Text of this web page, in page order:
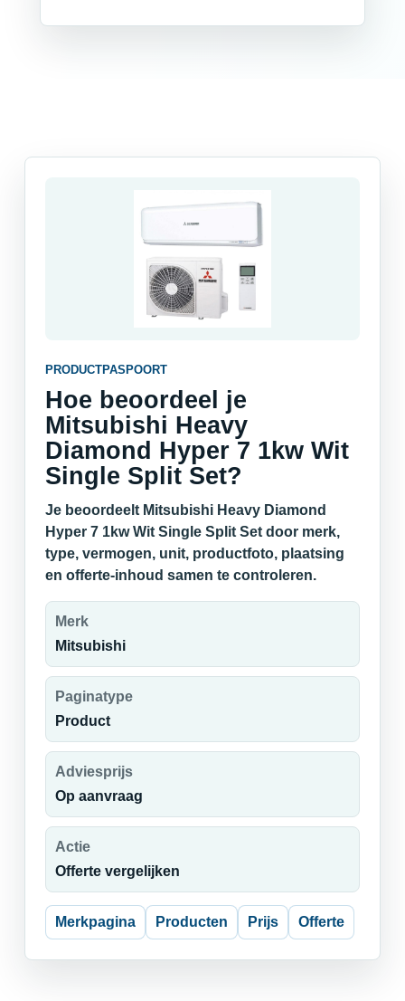
PRODUCTPASPOORT
Hoe beoordeel je
Mitsubishi Heavy
Diamond Hyper 7 1kw Wit
Single Split Set?
Je beoordeelt Mitsubishi Heavy Diamond
Hyper 7 1kw Wit Single Split Set door merk,
type, vermogen, unit, productfoto, plaatsing
en offerte-inhoud samen te controleren.
Merk
Mitsubishi
Paginatype
Product
Adviesprijs
Op aanvraag
Actie
Offerte vergelijken
Merkpagina Producten Prijs Offerte